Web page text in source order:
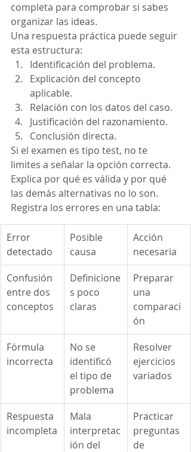
completa para comprobar si sabes
organizar las ideas.
Una respuesta práctica puede seguir
esta estructura:
Identificación del problema.
Explicación del concepto
aplicable.
Relación con los datos del caso.
Justificación del razonamiento.
Conclusión directa.
Si el examen es tipo test, no te
limites a señalar la opción correcta.
Explica por qué es válida y por qué
las demás alternativas no lo son.
Registra los errores en una tabla:
Error
detectado
Posible
causa
Acción
necesaria
Confusión
entre dos
conceptos
Definicione
s poco
claras
Preparar
una
comparaci
ón
Fórmula
incorrecta
No se
identificó
el tipo de
problema
Resolver
ejercicios
variados
Respuesta
incompleta
Mala
interpretac
ión del
Practicar
preguntas
de